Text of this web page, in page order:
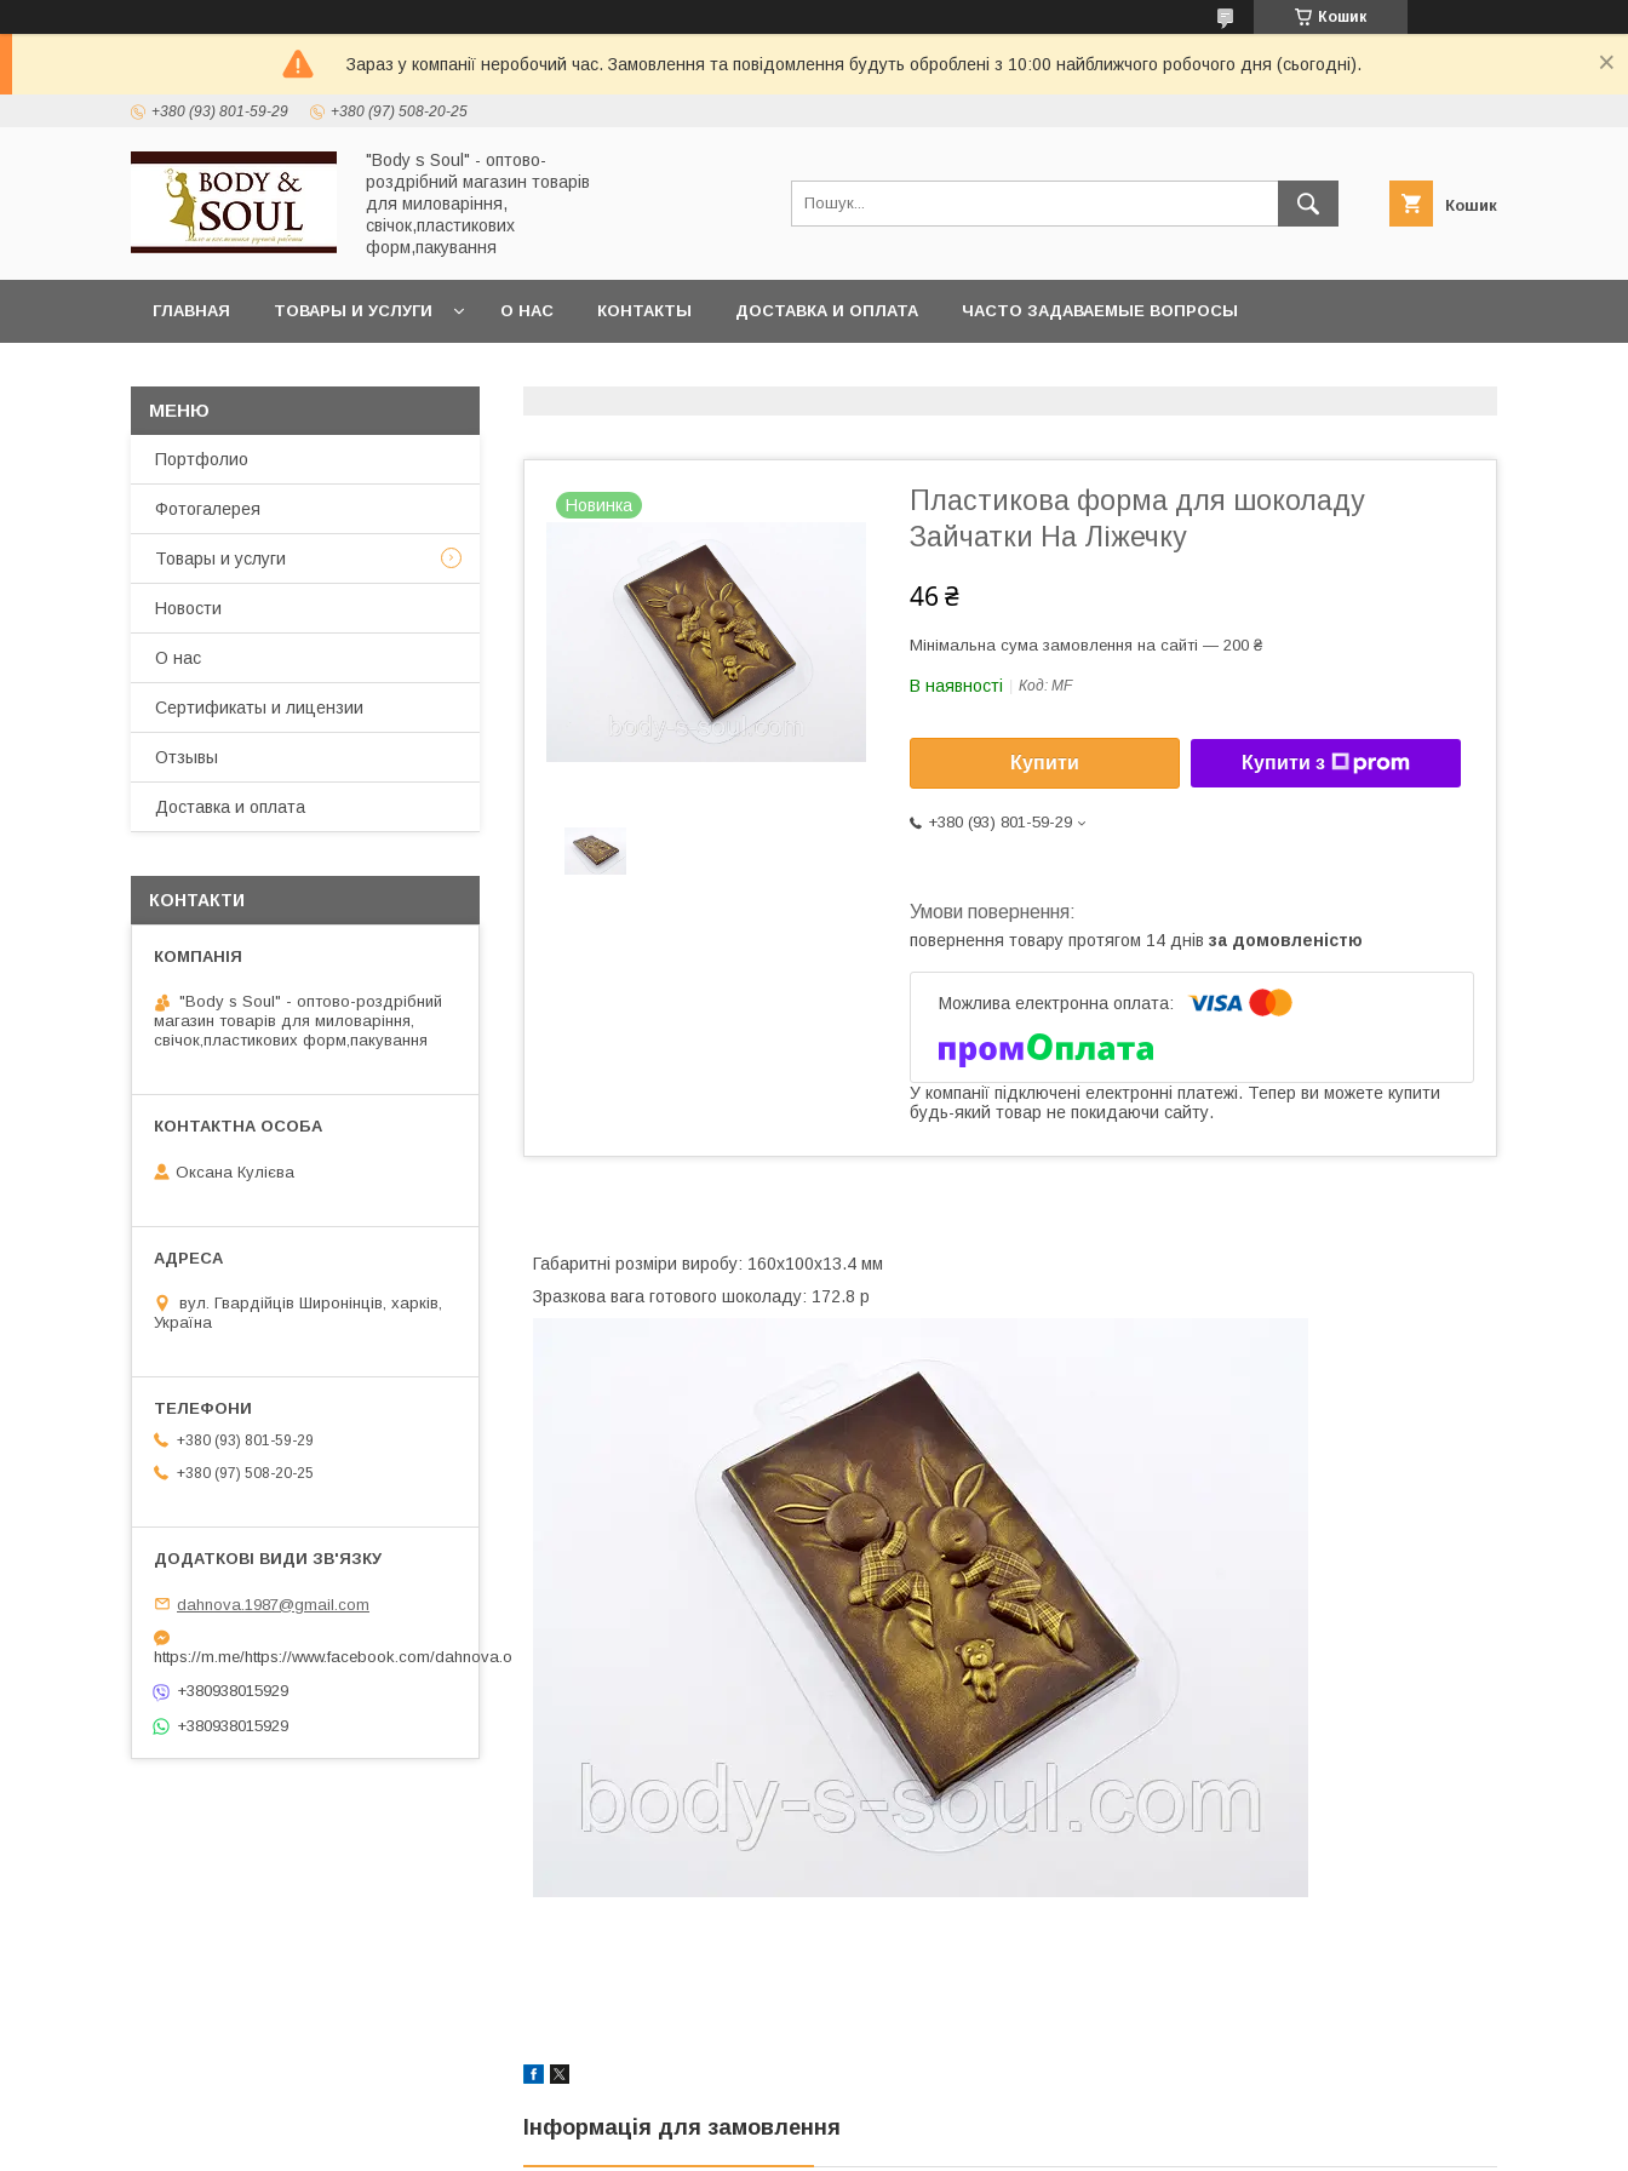
Кошик
Зараз у компанії неробочий час. Замовлення та повідомлення будуть оброблені з 10:00 найближчого робочого дня (сьогодні).
+380 (93) 801-59-29 +380 (97) 508-20-25
"Body s Soul" - оптово-
роздрібний магазин товарів
для миловаріння,
свічок,пластикових
форм,пакування
Кошик
ГЛАВНАЯ ТОВАРЫ И УСЛУГИ О НАС КОНТАКТЫ ДОСТАВКА И ОПЛАТА ЧАСТО ЗАДАВАЕМЫЕ ВОПРОСЫ
Новинка
Пластикова форма для шоколаду
Зайчатки На Ліжечку
46 ₴
Мінімальна сума замовлення на сайті — 200 ₴
В наявності Код: MF
Купити Купити з
+380 (93) 801-59-29
повернення товару протягом 14 днів за домовленістю
У компанії підключені електронні платежі. Тепер ви можете купити
будь-який товар не покидаючи сайту.
Габаритні розміри виробу: 160х100х13.4 мм
Зразкова вага готового шоколаду: 172.8 р
Інформація для замовлення
Портфолио
Фотогалерея
Товары и услуги
Новости
О нас
Сертификаты и лицензии
Отзывы
Доставка и оплата
КОНТАКТИ
"Body s Soul" - оптово-роздрібний
магазин товарів для миловаріння,
свічок,пластикових форм,пакування
Оксана Кулієва
вул. Гвардійців Широнінців, харків,
Україна
+380 (93) 801-59-29
+380 (97) 508-20-25
dahnova.1987@gmail.com
https://m.me/https://www.facebook.com/dahnova.o
+380938015929
+380938015929